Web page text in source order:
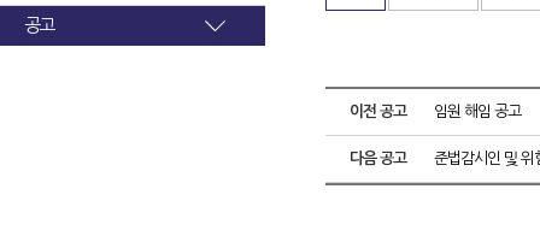
공고
이전 공고 임원 해임 공고
다음 공고 준법감시인 및 위